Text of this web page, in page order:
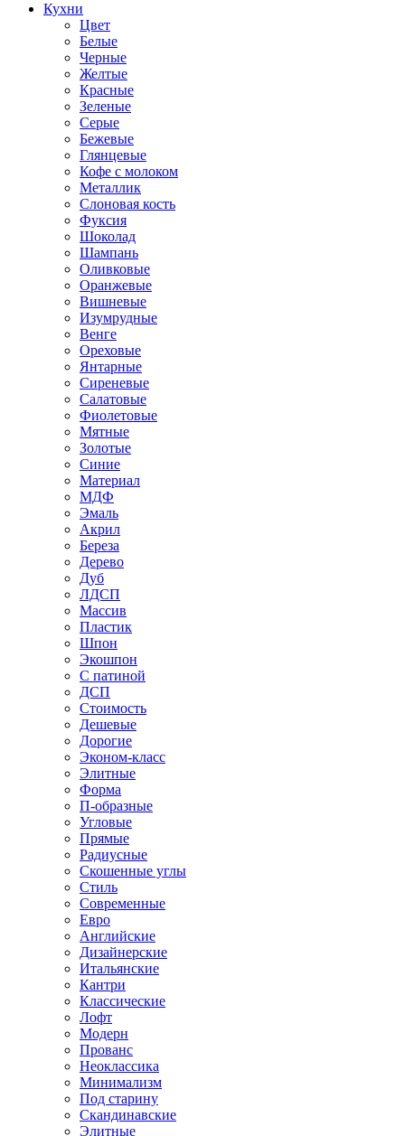
Кухни
Цвет
Белые
Черные
Желтые
Красные
Зеленые
Серые
Бежевые
Глянцевые
Кофе с молоком
Металлик
Слоновая кость
Фуксия
Шоколад
Шампань
Оливковые
Оранжевые
Вишневые
Изумрудные
Венге
Ореховые
Янтарные
Сиреневые
Салатовые
Фиолетовые
Мятные
Золотые
Синие
Материал
МДФ
Эмаль
Акрил
Береза
Дерево
Дуб
ЛДСП
Массив
Пластик
Шпон
Экошпон
С патиной
ДСП
Стоимость
Дешевые
Дорогие
Эконом-класс
Элитные
Форма
П-образные
Угловые
Прямые
Радиусные
Скошенные углы
Стиль
Современные
Евро
Английские
Дизайнерские
Итальянские
Кантри
Классические
Лофт
Модерн
Прованс
Неоклассика
Минимализм
Под старину
Скандинавские
Элитные